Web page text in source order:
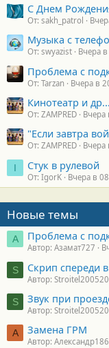
С Днем
От: sakh_patrol
Музыка с
От: swyazist Вчера
Проблема с
От: Tarzan Вчера в
Кинотеатр и
От: ZAMPRED Вчера
"Если завтра
От: ZAMPRED Вчера
I Стук в рулевой
От: IgorK Вчера в
Новые темы
А Проблема с
Автор: Азамат727
S Скрип спереди
Автор:
S Звук при
Автор:
А Замена ГРМ
Автор: Александр186